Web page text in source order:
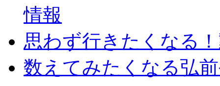
情報
思わず行きたくなる
数えてみたくなる弘